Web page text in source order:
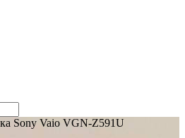
Sony Vaio VGN-Z591U